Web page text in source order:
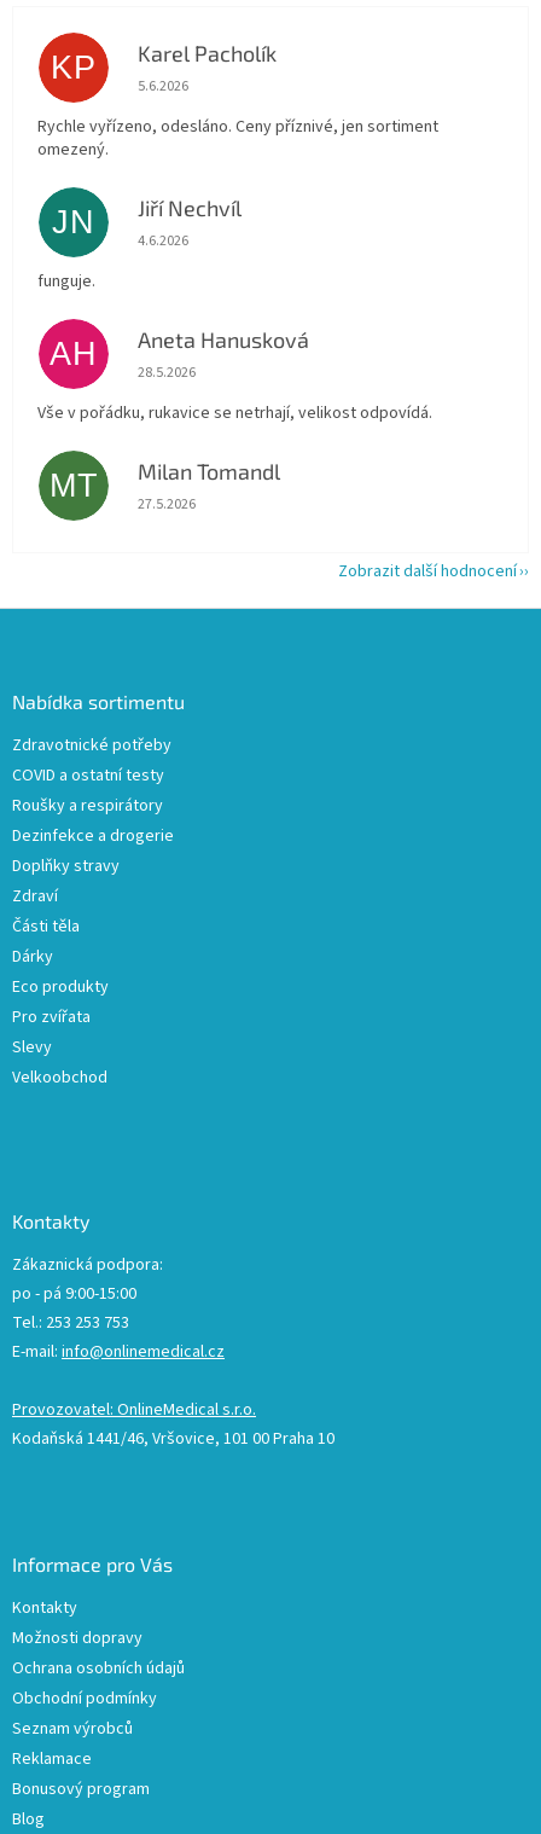
KP Karel Pacholík
Hodnocení obchodu je 4 z 5 hvězdiček.
5.6.2026
Rychle vyřízeno, odesláno. Ceny příznivé, jen sortiment
omezený.
JN Jiří Nechvíl
Hodnocení obchodu je 5 z 5 hvězdiček.
4.6.2026
funguje.
AH Aneta Hanusková
Hodnocení obchodu je 5 z 5 hvězdiček.
28.5.2026
Vše v pořádku, rukavice se netrhají, velikost odpovídá.
MT Milan Tomandl
Hodnocení obchodu je 5 z 5 hvězdiček.
27.5.2026
Zobrazit další hodnocení
Nabídka sortimentu
Zdravotnické potřeby
COVID a ostatní testy
Roušky a respirátory
Dezinfekce a drogerie
Doplňky stravy
Zdraví
Části těla
Dárky
Eco produkty
Pro zvířata
Slevy
Velkoobchod
Kontakty
Zákaznická podpora:
po - pá 9:00-15:00
Tel.: 253 253 753
E-mail: info@onlinemedical.cz
Provozovatel: OnlineMedical s.r.o.
Kodaňská 1441/46, Vršovice, 101 00 Praha 10
Informace pro Vás
Kontakty
Možnosti dopravy
Ochrana osobních údajů
Obchodní podmínky
Seznam výrobců
Reklamace
Bonusový program
Blog